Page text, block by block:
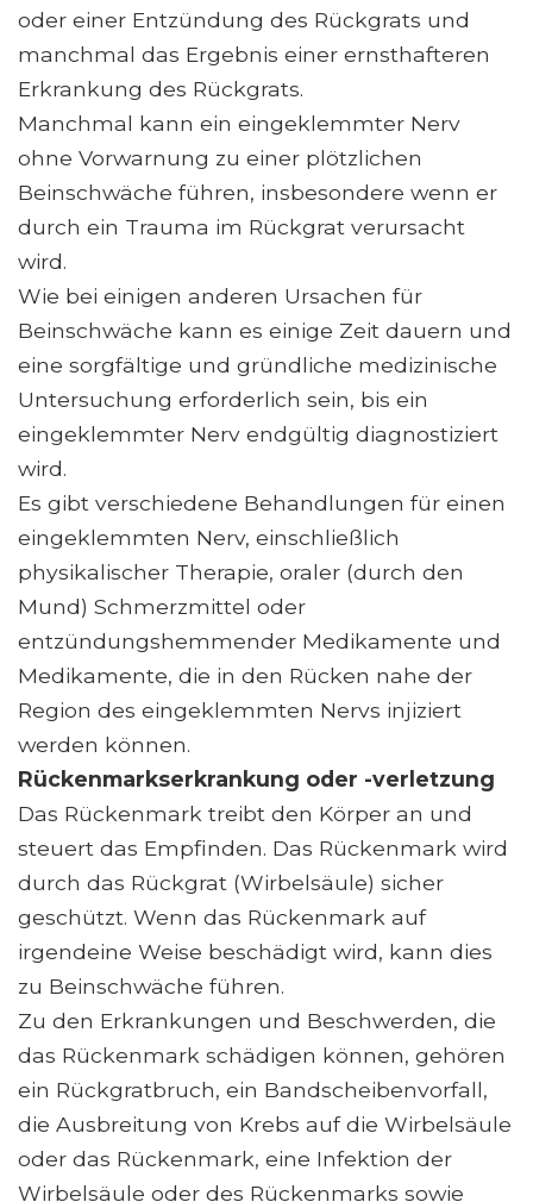
oder einer Entzündung des Rückgrats und
manchmal das Ergebnis einer ernsthafteren
Erkrankung des Rückgrats.
Manchmal kann ein eingeklemmter Nerv
ohne Vorwarnung zu einer plötzlichen
Beinschwäche führen, insbesondere wenn er
durch ein Trauma im Rückgrat verursacht
wird.
Wie bei einigen anderen Ursachen für
Beinschwäche kann es einige Zeit dauern und
eine sorgfältige und gründliche medizinische
Untersuchung erforderlich sein, bis ein
eingeklemmter Nerv endgültig diagnostiziert
wird.
Es gibt verschiedene Behandlungen für einen
eingeklemmten Nerv, einschließlich
physikalischer Therapie, oraler (durch den
Mund) Schmerzmittel oder
entzündungshemmender Medikamente und
Medikamente, die in den Rücken nahe der
Region des eingeklemmten Nervs injiziert
werden können.
Rückenmarkserkrankung oder -verletzung
Das Rückenmark treibt den Körper an und
steuert das Empfinden. Das Rückenmark wird
durch das Rückgrat (Wirbelsäule) sicher
geschützt. Wenn das Rückenmark auf
irgendeine Weise beschädigt wird, kann dies
zu Beinschwäche führen.
Zu den Erkrankungen und Beschwerden, die
das Rückenmark schädigen können, gehören
ein Rückgratbruch, ein Bandscheibenvorfall,
die Ausbreitung von Krebs auf die Wirbelsäule
oder das Rückenmark, eine Infektion der
Wirbelsäule oder des Rückenmarks sowie